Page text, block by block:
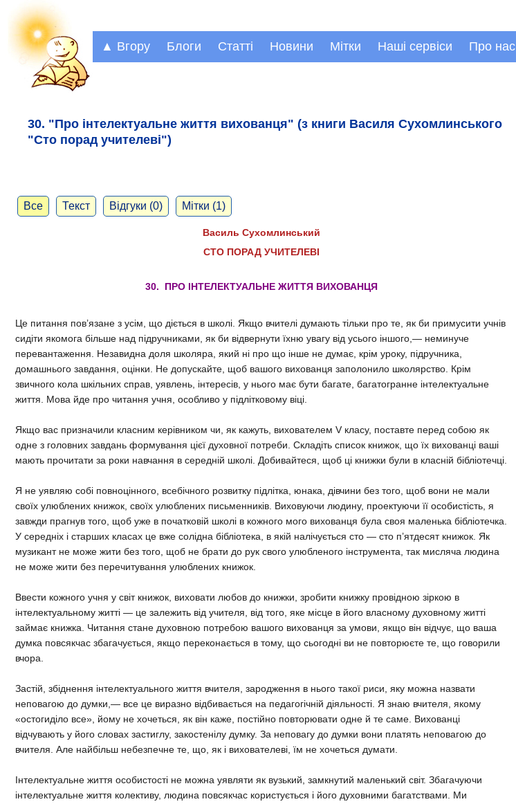
▲ Вгору Блоги Статті Новини Мітки Наші сервіси Про нас
30. "Про інтелектуальне життя вихованця" (з книги Василя Сухомлинського
"Сто порад учителеві")
Все Текст Відгуки (0) Мітки (1)
Василь Сухомлинський
СТО ПОРАД УЧИТЕЛЕВІ
30. ПРО ІНТЕЛЕКТУАЛЬНЕ ЖИТТЯ ВИХОВАНЦЯ
Це питання пов’язане з усім, що діється в школі. Якщо вчителі думають тільки про те, як би примусити учнів
сидіти якомога більше над підручниками, як би відвернути їхню увагу від усього іншого,— неминуче
перевантаження. Незавидна доля школяра, який ні про що інше не думає, крім уроку, підручника,
домашнього завдання, оцінки. Не допускайте, щоб вашого вихованця заполонило школярство. Крім
звичного кола шкільних справ, уявлень, інтересів, у нього має бути багате, багатогранне інтелектуальне
життя. Мова йде про читання учня, особливо у підлітковому віці.
Якщо вас призначили класним керівником чи, як кажуть, вихователем V класу, поставте перед собою як
одне з головних завдань формування цієї духовної потреби. Складіть список книжок, що їх вихованці ваші
мають прочитати за роки навчання в середній школі. Добивайтеся, щоб ці книжки були в класній бібліотечці.
Я не уявляю собі повноцінного, всебічного розвитку підлітка, юнака, дівчини без того, щоб вони не мали
своїх улюблених книжок, своїх улюблених письменників. Виховуючи людину, проектуючи її особистість, я
завжди прагнув того, щоб уже в початковій школі в кожного мого вихованця була своя маленька бібліотечка.
У середніх і старших класах це вже солідна бібліотека, в якій налічується сто — сто п’ятдесят книжок. Як
музикант не може жити без того, щоб не брати до рук свого улюбленого інструмента, так мисляча людина
не може жити без перечитування улюблених книжок.
Ввести кожного учня у світ книжок, виховати любов до книжки, зробити книжку провідною зіркою в
інтелектуальному житті — це залежить від учителя, від того, яке місце в його власному духовному житті
займає книжка. Читання стане духовною потребою вашого вихованця за умови, якщо він відчує, що ваша
думка повсякчас збагачується, якщо переконається в тому, що сьогодні ви не повторюєте те, що говорили
вчора.
Застій, збіднення інтелектуального життя вчителя, зародження в нього такої риси, яку можна назвати
неповагою до думки,— все це виразно відбивається на педагогічній діяльності. Я знаю вчителя, якому
«остогиділо все», йому не хочеться, як він каже, постійно повторювати одне й те саме. Вихованці
відчувають у його словах застиглу, закостенілу думку. За неповагу до думки вони платять неповагою до
вчителя. Але найбільш небезпечне те, що, як і вихователеві, їм не хочеться думати.
Інтелектуальне життя особистості не можна уявляти як вузький, замкнутий маленький світ. Збагачуючи
інтелектуальне життя колективу, людина повсякчас користується і його духовними багатствами. Ми